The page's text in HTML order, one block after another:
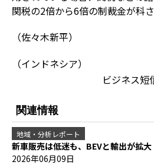
関税の2倍から6倍の制裁金が科さ
（佐々木新平）
（インドネシア）
ビジネス
関連情報
地域・分析レポート
新車販売は低迷も、BEVと輸出が拡大
2026年06月09日